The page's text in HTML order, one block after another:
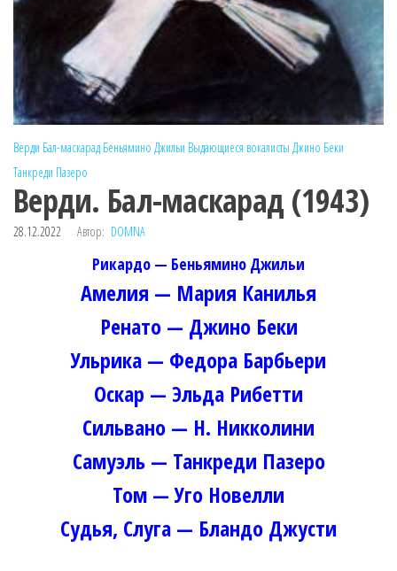
Верди Бал-маскарад Беньямино Джильи Выдающиеся вокалисты Джино Беки
Танкреди Пазеро
Верди. Бал-маскарад (1943)
28.12.2022 Автор: DOMNA
Рикардо — Беньямино Джильи
Амелия — Мария Канилья
Ренато — Джино Беки
Ульрика — Федора Барбьери
Оскар — Эльда Рибетти
Сильвано — Н. Никколини
Самуэль — Танкреди Пазеро
Том — Уго Новелли
Судья, Слуга — Бландо Джусти